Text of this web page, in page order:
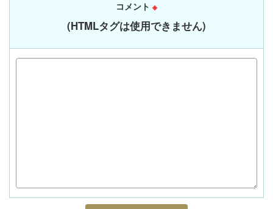
コメント ※
(HTMLタグは使用できません)